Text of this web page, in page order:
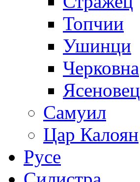
Топчии
Ушинци
Черковна
Ясеновец
Самуил
Цар Калоян
Русе